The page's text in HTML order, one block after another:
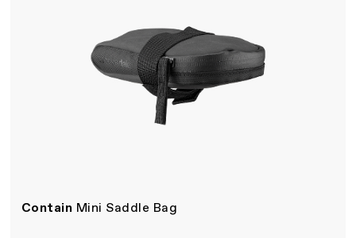
Contain Mini Saddle Bag